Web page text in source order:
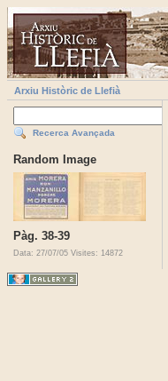
Arxiu Històric de Llefià
Recerca Avançada
Random Image
Pàg. 38-39
Data: 27/07/05 Visites: 14872